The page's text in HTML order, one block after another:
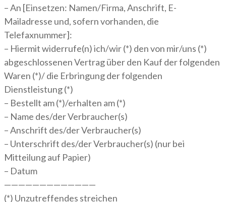
– An [Einsetzen: Namen/Firma, Anschrift, E-
Mailadresse und, sofern vorhanden, die
Telefaxnummer]:
– Hiermit widerrufe(n) ich/wir (*) den von mir/uns (*)
abgeschlossenen Vertrag über den Kauf der folgenden
Waren (*)/ die Erbringung der folgenden
Dienstleistung (*)
– Bestellt am (*)/erhalten am (*)
– Name des/der Verbraucher(s)
– Anschrift des/der Verbraucher(s)
– Unterschrift des/der Verbraucher(s) (nur bei
Mitteilung auf Papier)
– Datum
—————————————
(*) Unzutreffendes streichen